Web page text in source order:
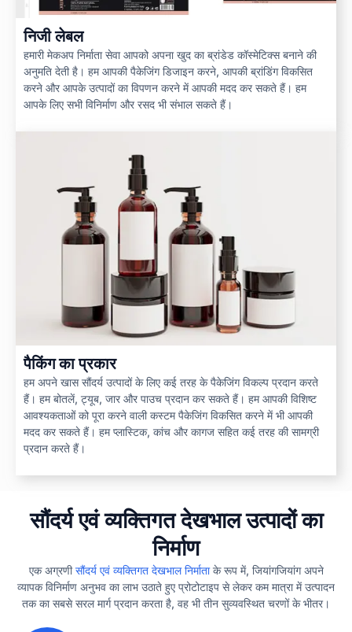
निजी लेबल
हमारी मेकअप निर्माता सेवा आपको अपना खुद का ब्रांडेड कॉस्मेटिक्स बनाने की
अनुमति देती है। हम आपकी पैकेजिंग डिजाइन करने, आपकी ब्रांडिंग विकसित
करने और आपके उत्पादों का विपणन करने में आपकी मदद कर सकते हैं। हम
आपके लिए सभी विनिर्माण और रसद भी संभाल सकते हैं।
पैकिंग का प्रकार
हम अपने खास सौंदर्य उत्पादों के लिए कई तरह के पैकेजिंग विकल्प प्रदान करते
हैं। हम बोतलें, ट्यूब, जार और पाउच प्रदान कर सकते हैं। हम आपकी विशिष्ट
आवश्यकताओं को पूरा करने वाली कस्टम पैकेजिंग विकसित करने में भी आपकी
मदद कर सकते हैं। हम प्लास्टिक, कांच और कागज सहित कई तरह की सामग्री
प्रदान करते हैं।
सौंदर्य एवं व्यक्तिगत देखभाल उत्पादों का
निर्माण
एक अग्रणीसौंदर्य एवं व्यक्तिगत देखभाल निर्माताके रूप में, जियांगजियांग अपने
व्यापक विनिर्माण अनुभव का लाभ उठाते हुए प्रोटोटाइप से लेकर कम मात्रा में उत्पादन
तक का सबसे सरल मार्ग प्रदान करता है, वह भी तीन सुव्यवस्थित चरणों के भीतर।